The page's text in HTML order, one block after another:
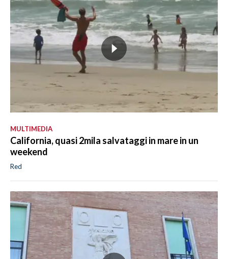
MULTIMEDIA
California, quasi 2mila salvataggi in mare in un
weekend
Red